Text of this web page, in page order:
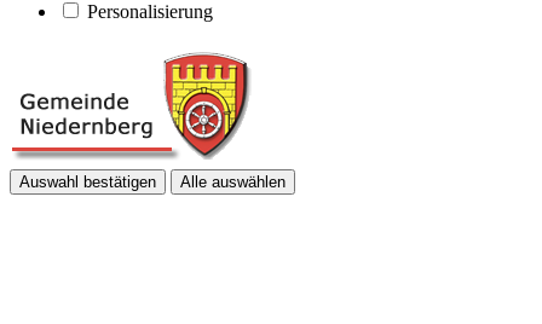
Personalisierung
Auswahl bestätigen Alle auswählen